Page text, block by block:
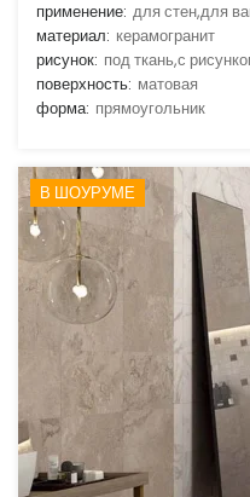
применение: для стен,для
материал: керамогранит
рисунок: под ткань,с
поверхность: матовая
форма: прямоугольник
В ШОУРУМЕ